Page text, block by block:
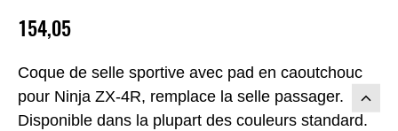
Coque de selle sportive avec pad en caoutchouc
pour Ninja ZX-4R, remplace la selle passager.
Disponible dans la plupart des couleurs standard.
154,05